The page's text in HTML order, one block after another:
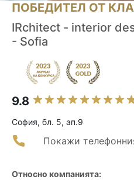
ПОБЕДИТЕЛ ОТ
IRchitect - interior
- Sofia
9.8
София, бл. 5, ап.9
Покажи
Относно компанията: